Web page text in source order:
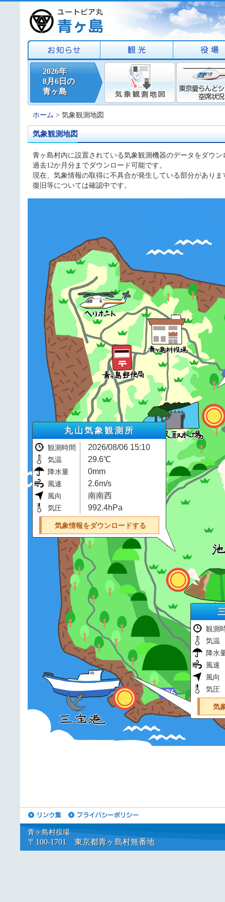
2026年
8月6日の
青ヶ島
ホーム > 気象観測地図
気象観測地図
青ヶ島村内に設置されている気象観測機器のデータをダウン
過去12か月分までダウンロード可能です。
現在、気象情報の取得に不具合が発生している部分がありま
復旧等については確認中です。
丸山気象観測所
観測時間
気温
降水量
風速
風向
気圧
2026/08/06 15:10
29.6℃
0mm
2.6m/s
南南西
992.4hPa
気象情報をダウンロードする
観測
気温
降水
風速
風向
気圧
気
青ヶ島村役場
〒100-1701 東京都青ヶ島村無番地